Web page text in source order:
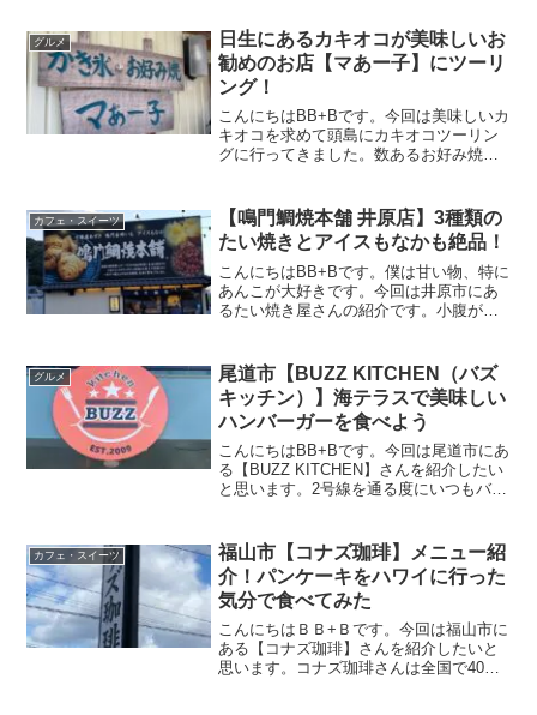
グルメ
日生にあるカキオコが美味しいお
勧めのお店【マあー子】にツーリ
ング！
こんにちはBB+Bです。今回は美味しいカ
キオコを求めて頭島にカキオコツーリン
グに行ってきました。数あるお好み焼き
さんでお好み焼きを食べた後は、近くの
お洒落なカフェ【caf...
カフェ・スイーツ
【鳴門鯛焼本舗 井原店】3種類の
たい焼きとアイスもなかも絶品！
こんにちはBB+Bです。僕は甘い物、特に
あんこが大好きです。今回は井原市にあ
るたい焼き屋さんの紹介です。小腹が空
本舗 井原店】に訪問してきました。駐
車場も停めやすいので...
グルメ
尾道市【BUZZ KITCHEN（バズ
キッチン）】海テラスで美味しい
ハンバーガーを食べよう
こんにちはBB+Bです。今回は尾道市にあ
る【BUZZ KITCHEN】さんを紹介したい
と思います。2号線を通る度にいつもバイ
やっと初訪問できました(^_-)-☆今回の
ツ...
カフェ・スイーツ
福山市【コナズ珈琲】メニュー紹
介！パンケーキをハワイに行った
気分で食べてみた
こんにちはＢＢ+Ｂです。今回は福山市に
ある【コナズ珈琲】さんを紹介したいと
思います。コナズ珈琲さんは全国で40店